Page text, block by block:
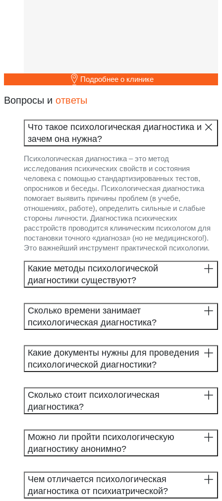
Подробнее о клинике
Вопросы и ответы
Что такое психологическая диагностика и
зачем она нужна?
Психологическая диагностика – это метод
исследования психических свойств и состояния
человека с помощью стандартизированных тестов,
опросников и беседы. Психологическая диагностика
помогает выявить причины проблем (в учебе,
отношениях, работе), определить сильные и слабые
стороны личности. Диагностика психических
расстройств проводится клиническим психологом для
постановки точного «диагноза» (но не медицинского!).
Это важнейший инструмент практической психологии.
Какие методы психологической
диагностики существуют?
Сколько времени занимает
психологическая диагностика?
Какие документы нужны для проведения
психологической диагностики?
Сколько стоит психологическая
диагностика?
Можно ли пройти психологическую
диагностику анонимно?
Чем отличается психологическая
диагностика от психиатрической?